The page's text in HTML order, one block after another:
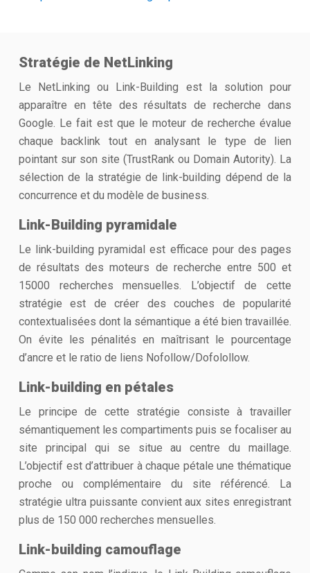
Stratégie de NetLinking
Le NetLinking ou Link-Building est la solution pour
apparaître en tête des résultats de recherche dans
Google. Le fait est que le moteur de recherche évalue
chaque backlink tout en analysant le type de lien
pointant sur son site (TrustRank ou Domain Autority). La
sélection de la stratégie de link-building dépend de la
concurrence et du modèle de business.
Link-Building pyramidale
Le link-building pyramidal est efficace pour des pages
de résultats des moteurs de recherche entre 500 et
15000 recherches mensuelles. L’objectif de cette
stratégie est de créer des couches de popularité
contextualisées dont la sémantique a été bien travaillée.
On évite les pénalités en maîtrisant le pourcentage
d’ancre et le ratio de liens Nofollow/Dofolollow.
Link-building en pétales
Le principe de cette stratégie consiste à travailler
sémantiquement les compartiments puis se focaliser au
site principal qui se situe au centre du maillage.
L’objectif est d’attribuer à chaque pétale une thématique
proche ou complémentaire du site référencé. La
stratégie ultra puissante convient aux sites enregistrant
plus de 150 000 recherches mensuelles.
Link-building camouflage